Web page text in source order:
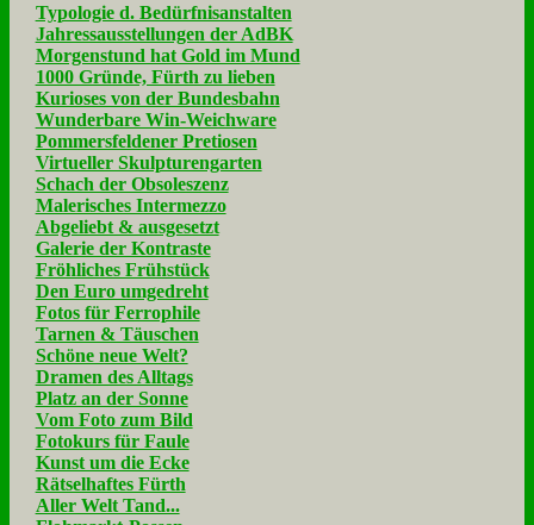
Typologie d. Bedürfnisanstalten
Jahressausstellungen der AdBK
Morgenstund hat Gold im Mund
1000 Gründe, Fürth zu lieben
Kurioses von der Bundesbahn
Wunderbare Win-Weichware
Pommersfeldener Pretiosen
Virtueller Skulpturengarten
Schach der Obsoleszenz
Malerisches Intermezzo
Abgeliebt & ausgesetzt
Galerie der Kontraste
Fröhliches Frühstück
Den Euro umgedreht
Fotos für Ferrophile
Tarnen & Täuschen
Schöne neue Welt?
Dramen des Alltags
Platz an der Sonne
Vom Foto zum Bild
Fotokurs für Faule
Kunst um die Ecke
Rätselhaftes Fürth
Aller Welt Tand...